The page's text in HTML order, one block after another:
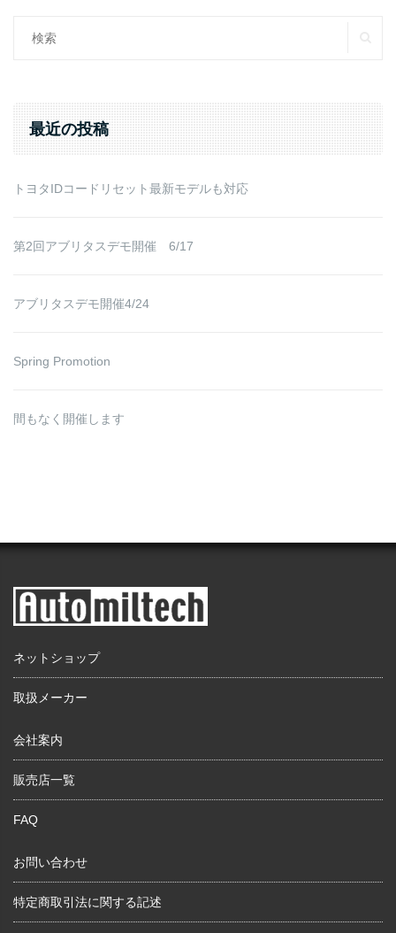
Search
最近の投稿
トヨタIDコードリセット最新モデルも対応
第2回アブリタスデモ開催 6/17
アブリタスデモ開催4/24
Spring Promotion
間もなく開催します
ネットショップ
取扱メーカー
会社案内
販売店一覧
FAQ
お問い合わせ
特定商取引法に関する記述